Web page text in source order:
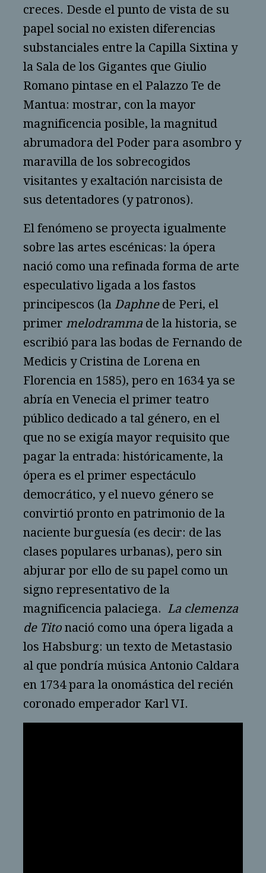
creces. Desde el punto de vista de su
papel social no existen diferencias
substanciales entre la Capilla Sixtina y
la Sala de los Gigantes que Giulio
Romano pintase en el Palazzo Te de
Mantua: mostrar, con la mayor
magnificencia posible, la magnitud
abrumadora del Poder para asombro y
maravilla de los sobrecogidos
visitantes y exaltación narcisista de
sus detentadores (y patronos).
El fenómeno se proyecta igualmente
sobre las artes escénicas: la ópera
nació como una refinada forma de arte
especulativo ligada a los fastos
principescos (la Daphnede Peri, el
primer melodramma de la historia, se
escribió para las bodas de Fernando de
Medicis y Cristina de Lorena en
Florencia en 1585), pero en 1634 ya se
abría en Venecia el primer teatro
público dedicado a tal género, en el
que no se exigía mayor requisito que
pagar la entrada: históricamente, la
ópera es el primer espectáculo
democrático, y el nuevo género se
convirtió pronto en patrimonio de la
naciente burguesía (es decir: de las
clases populares urbanas), pero sin
abjurar por ello de su papel como un
signo representativo de la
magnificencia palaciega. La clemenza
de Tito nació como una ópera ligada a
los Habsburg: un texto de Metastasio
al que pondría música Antonio Caldara
en 1734 para la onomástica del recién
coronado emperador Karl VI.